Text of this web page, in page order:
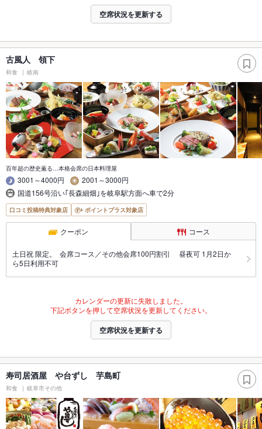
空席状況を更新する
古風人 領下
和食 岐南
百年超の歴史薫る…本格会席の日本料理屋
3001～4000円
2001～3000円
国道156号沿い｢長森細畑｣を岐阜駅方面へ車で2分
口コミ投稿特典対象店 ポイントプラス対象店
クーポン コース
土日祝 限定。 会席コース／その他会席100円割引 昼夜可 1月2日か
ら5日利用不可
カレンダーの更新に失敗しました。
下記ボタンを押して空席状況を更新してください。
空席状況を更新する
寿司居酒屋 や台ずし 芋島町
和食 岐阜市その他